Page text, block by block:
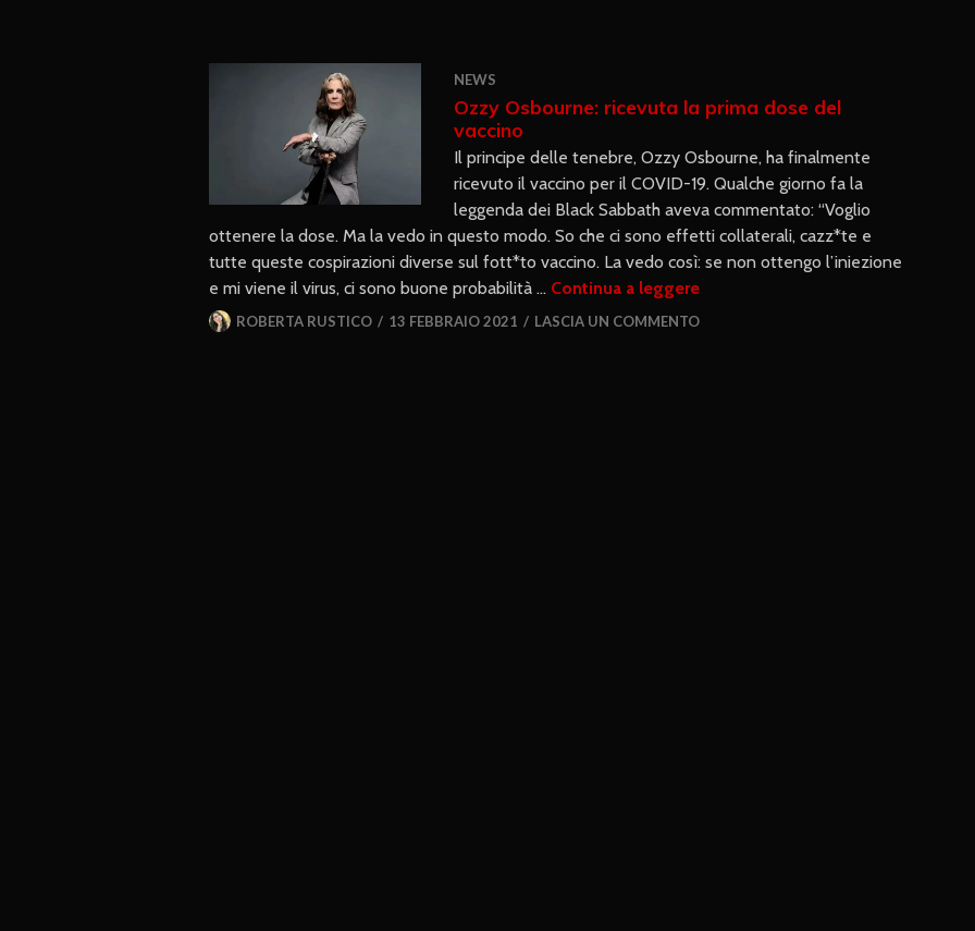
NEWS
Ozzy Osbourne: ricevuta la prima dose del
vaccino
Il principe delle tenebre, Ozzy Osbourne, ha finalmente
ricevuto il vaccino per il COVID-19. Qualche giorno fa la
leggenda dei Black Sabbath aveva commentato: “Voglio
ottenere la dose. Ma la vedo in questo modo. So che ci sono effetti collaterali, cazz*te e
tutte queste cospirazioni diverse sul fott*to vaccino. La vedo così: se non ottengo l’iniezione
e mi viene il virus, ci sono buone probabilità … Continua a leggere
ROBERTA RUSTICO 13 FEBBRAIO 2021 LASCIA UN COMMENTO